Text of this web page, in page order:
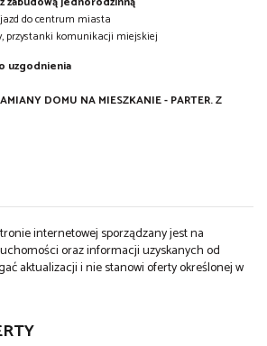
do centrum miasta
przystanki komunikacji miejskiej
uzgodnienia
DOMU NA MIESZKANIE - PARTER. Z
internetowej sporządzany jest na
oraz informacji uzyskanych od
aktualizacji i nie stanowi oferty określonej w